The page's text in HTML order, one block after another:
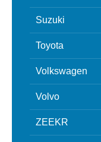
Suzuki
Toyota
Volkswagen
Volvo
ZEEKR